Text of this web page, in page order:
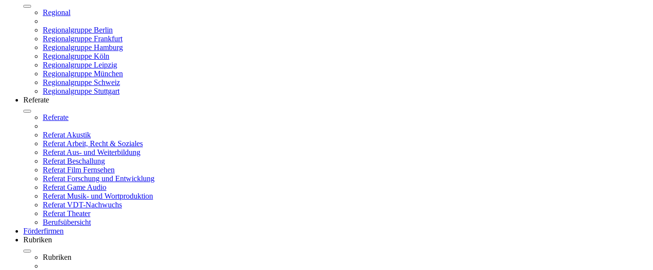
Regional
Regionalgruppe Berlin
Regionalgruppe Frankfurt
Regionalgruppe Hamburg
Regionalgruppe Köln
Regionalgruppe Leipzig
Regionalgruppe München
Regionalgruppe Schweiz
Regionalgruppe Stuttgart
Referate
Referate
Referat Akustik
Referat Arbeit, Recht & Soziales
Referat Aus- und Weiterbildung
Referat Beschallung
Referat Film Fernsehen
Referat Forschung und Entwicklung
Referat Game Audio
Referat Musik- und Wortproduktion
Referat VDT-Nachwuchs
Referat Theater
Berufsübersicht
Förderfirmen
Rubriken
Rubriken